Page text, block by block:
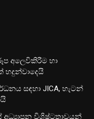
අලෙවිකිරීම හා
හදුන්වාදෙයි
සඳහා JICA, හැටන්
අධ්‍යාපන විශිෂ්ටතාවයන්